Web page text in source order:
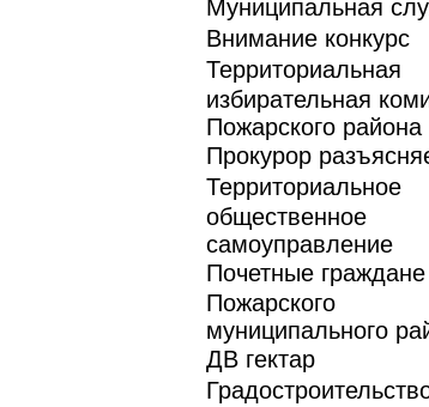
Муниципальная
Внимание конкурс
Территориальная
избирательная
Пожарского района
Прокурор
Территориальное
общественное
самоуправление
Почетные граждане
Пожарского
муниципального
ДВ гектар